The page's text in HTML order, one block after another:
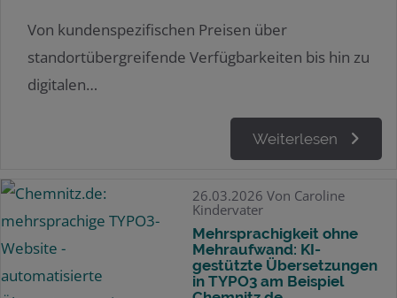
Von kundenspezifischen Preisen über
standortübergreifende Verfügbarkeiten bis hin zu
digitalen…
Weiterlesen
26.03.2026 Von Caroline
Kindervater
Mehrsprachigkeit ohne
Mehraufwand: KI-
gestützte Übersetzungen
in TYPO3 am Beispiel